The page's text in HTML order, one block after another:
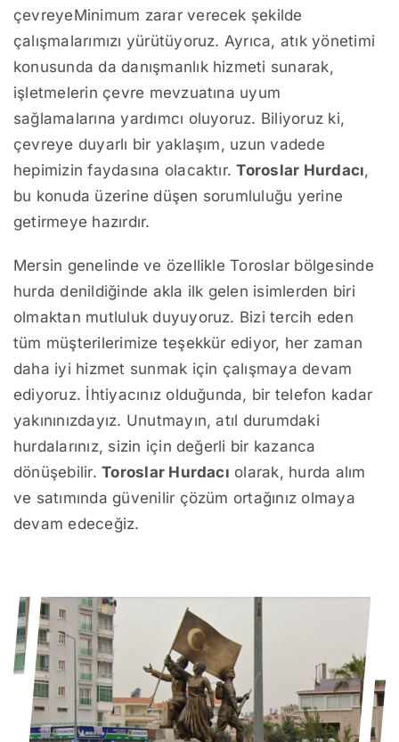
çevreyeMinimum zarar verecek şekilde
çalışmalarımızı yürütüyoruz. Ayrıca, atık yönetimi
konusunda da danışmanlık hizmeti sunarak,
işletmelerin çevre mevzuatına uyum
sağlamalarına yardımcı oluyoruz. Biliyoruz ki,
çevreye duyarlı bir yaklaşım, uzun vadede
hepimizin faydasına olacaktır.Toroslar Hurdacı,
bu konuda üzerine düşen sorumluluğu yerine
getirmeye hazırdır.
Mersin genelinde ve özellikle Toroslar bölgesinde
hurda denildiğinde akla ilk gelen isimlerden biri
olmaktan mutluluk duyuyoruz. Bizi tercih eden
tüm müşterilerimize teşekkür ediyor, her zaman
daha iyi hizmet sunmak için çalışmaya devam
ediyoruz. İhtiyacınız olduğunda, bir telefon kadar
yakınınızdayız. Unutmayın, atıl durumdaki
hurdalarınız, sizin için değerli bir kazanca
dönüşebilir.Toroslar Hurdacı olarak, hurda alım
ve satımında güvenilir çözüm ortağınız olmaya
devam edeceğiz.